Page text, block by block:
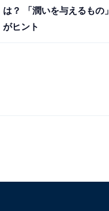
は？ 「潤いを与えるもの」
がヒント